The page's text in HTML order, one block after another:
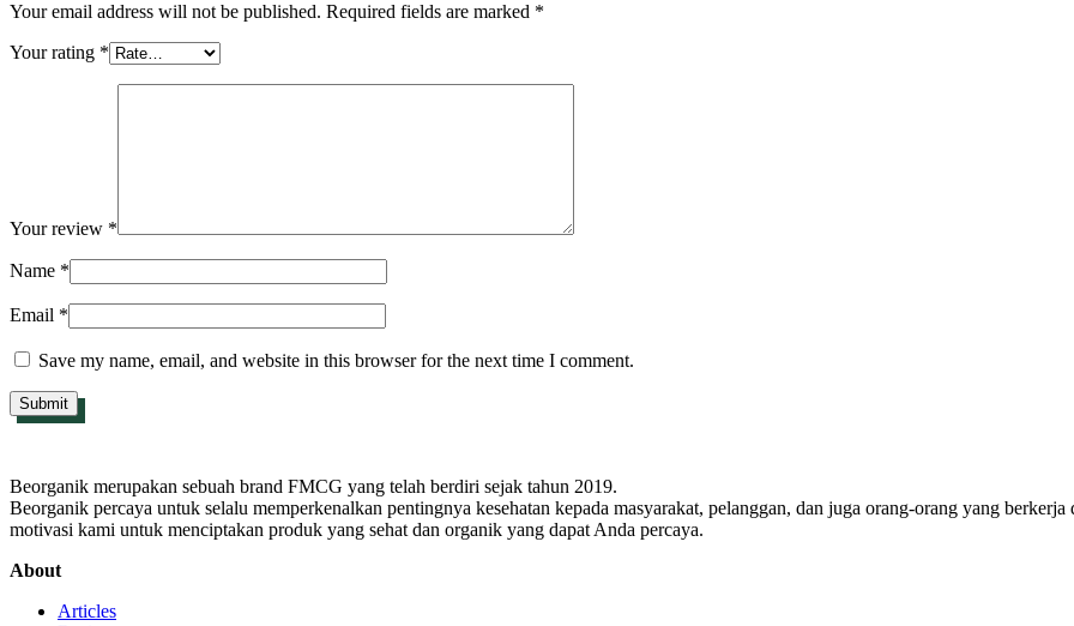
Your email address will not be published. Required fields are marked *
Your rating *
Your review *
Name *
Email *
Save my name, email, and website in this browser for the next time I comment.
Beorganik merupakan sebuah brand FMCG yang telah berdiri sejak tahun 2019.
Beorganik percaya untuk selalu memperkenalkan pentingnya kesehatan kepada masyarakat, pelanggan, dan juga orang-orang yang
motivasi kami untuk menciptakan produk yang sehat dan organik yang dapat Anda percaya.
About
Articles